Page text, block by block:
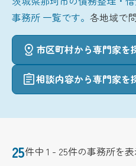
事務所 一覧です。各地域で
市区町村から専門家を
相談内容から専門家を
25件中 1 - 25件の事務所を